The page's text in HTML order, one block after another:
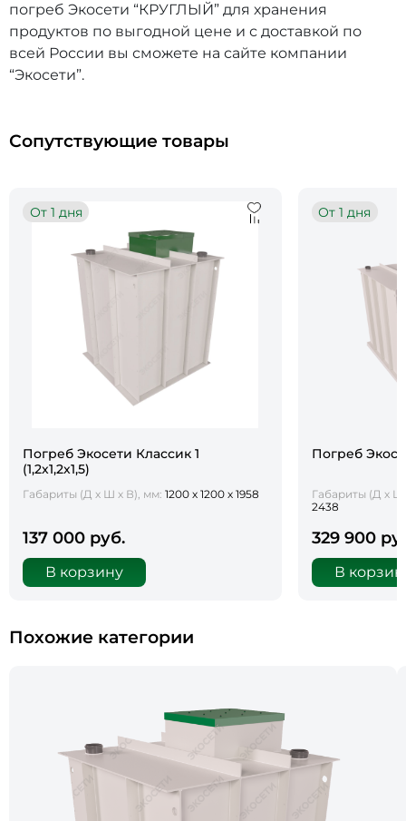
погреб Экосети “КРУГЛЫЙ” для хранения
продуктов по выгодной цене и с доставкой по
всей России вы сможете на сайте компании
“Экосети”.
Сопутствующие товары
От 1 дня
Погреб Экосети Классик 1
(1,2х1,2х1,5)
Габариты (Д х Ш х В), мм: 1200 х 1200 х 1958
137 000 руб.
В корзину
От 1 дня
Погреб
Габариты (Д х Ш
2438
329 900
В
Похожие категории